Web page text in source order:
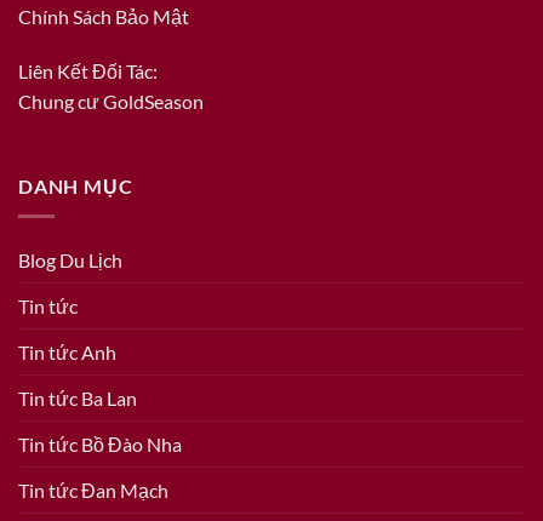
Chính Sách Bảo Mật
Liên Kết Đối Tác:
Chung cư GoldSeason
DANH MỤC
Blog Du Lịch
Tin tức
Tin tức Anh
Tin tức Ba Lan
Tin tức Bồ Đào Nha
Tin tức Đan Mạch